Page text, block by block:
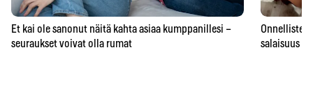
Et kai ole sanonut näitä kahta asiaa kumppanillesi –
seuraukset voivat olla rumat
Onnellisten
salaisuus –